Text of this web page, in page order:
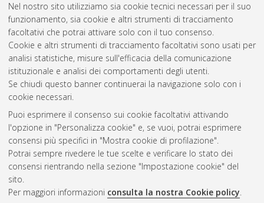
Nel nostro sito utilizziamo sia cookie tecnici necessari per il suo
funzionamento, sia cookie e altri strumenti di tracciamento
facoltativi che potrai attivare solo con il tuo consenso.
Cookie e altri strumenti di tracciamento facoltativi sono usati per
analisi statistiche, misure sull'efficacia della comunicazione
istituzionale e analisi dei comportamenti degli utenti.
Se chiudi questo banner continuerai la navigazione solo con i
cookie necessari.
Puoi esprimere il consenso sui cookie facoltativi attivando
l'opzione in "Personalizza cookie" e, se vuoi, potrai esprimere
consensi più specifici in "Mostra cookie di profilazione".
Potrai sempre rivedere le tue scelte e verificare lo stato dei
consensi rientrando nella sezione "Impostazione cookie" del
sito.
Per maggiori informazioni consulta la nostra Cookie policy.
Vedi altre statistiche
Gestione del documento:
Atom
Rss
AMS Acta
ISSN: 2038-7954
re3data.org -
doi.org/10.17616/R3P19R
Servizio implementato e
Impostazioni Cookie